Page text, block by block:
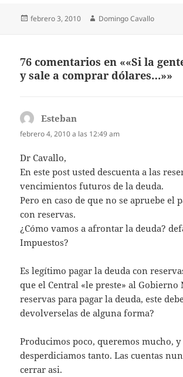
Publicado
febrero 3, 2010 Autor
Domingo Cavallo
76 comentarios en ««Si la
y sale a comprar dólares…»»
Esteban
febrero 4, 2010 a las 12:49 am
Dr Cavallo,
En este post usted descuenta a las
vencimientos futuros de la deuda.
Pero en caso de que no se apruebe el
con reservas.
¿Cómo vamos a afrontar la deuda?
Impuestos?
Es legítimo pagar la deuda con
que el Central «le preste» al Gobierno
reservas para pagar la deuda, este
devolverselas de alguna forma?
Producimos poco, queremos mucho, y
desperdiciamos tanto. Las cuentas
cerrar asi.